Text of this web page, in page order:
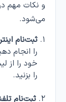
و نکات مهم
می‌شود.
ثبت‌نام
را انجام
خود را از
را بزنید.
ثبت‌نام